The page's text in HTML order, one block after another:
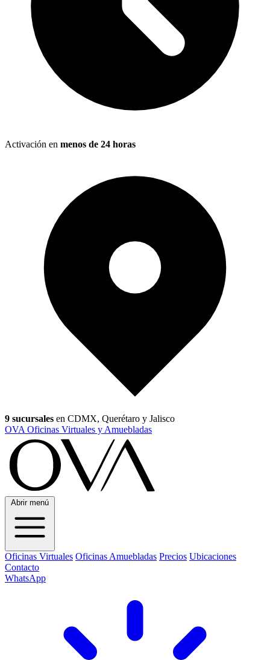
Activación en menos de 24 horas
9 sucursales en CDMX, Querétaro y Jalisco
OVA Oficinas Virtuales y Amuebladas
Abrir menú
Oficinas Virtuales Oficinas Amuebladas Precios Ubicaciones
Contacto
WhatsApp